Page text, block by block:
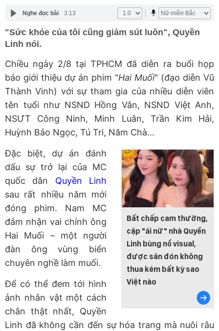
Nghe đọc bài 3:13
"Sức khỏe của tôi cũng giảm sút luôn", Quyền
Linh nói.
Chiều ngày 2/8 tại TPHCM đã diễn ra buổi họp
báo giới thiệu dự án phim "Hai Muối" (đạo diễn Vũ
Thành Vinh) với sự tham gia của nhiều diễn viên
tên tuổi như NSND Hồng Vân, NSND Việt Anh,
NSƯT Công Ninh, Minh Luân, Trần Kim Hải,
Huỳnh Bảo Ngọc, Tú Tri, Năm Chà…
Bất chấp cam thường,
cặp "ái nữ" nhà Quyền
Linh bùng nổ visual,
được săn đón không
thua kém bất kỳ sao
Việt nào
Đặc biệt, dự án đánh
dấu sự trở lại của MC
quốc dân Quyền Linh
sau rất nhiều năm mới
đóng phim. Nam MC
đảm nhận vai chính ông
Hai Muối – một người
đàn ông vùng biển
chuyên nghề làm muối.
Để có thể đem tới hình
ảnh nhân vật một cách
chân thật nhất, Quyền
Linh đã không cần đến sự hóa trang mà nuôi râu